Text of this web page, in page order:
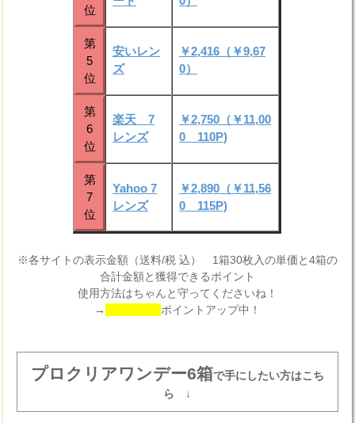
位
第
5
位
安いレン
ズ
￥2,416（￥9,67
0）
第
6
位
楽天 7
レンズ
￥2,750（￥11,00
0 110P)
第
7
位
Yahoo 7
レンズ
￥2,890（￥11,56
0 115P)
※各サイトの表示金額（送料/税 込） 1箱30枚入の単価と4箱の
合計金額と獲得できるポイント
使用方法はちゃんと守ってくださいね！
→
ポイントアップ中！
プロクリアワンデー6箱で手にしたい方はこち
ら ↓